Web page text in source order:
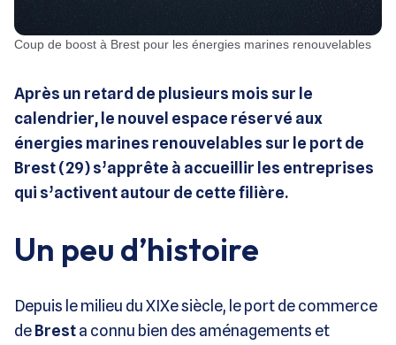
Coup de boost à Brest pour les énergies marines renouvelables
Après un retard de plusieurs mois sur le
calendrier, le nouvel espace réservé aux
énergies marines renouvelables sur le port de
Brest (29) s’apprête à accueillir les entreprises
qui s’activent autour de cette filière.
Un peu d’histoire
Depuis le milieu du XIXe siècle, le port de commerce
deBresta connu bien des aménagements et